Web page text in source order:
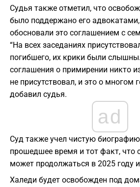
Судья также отметил, что
было поддержано его
обосновали это соглашением с
“На всех заседаниях
погибшего, их крики были
соглашения о примирении никто
не присутствовал, и это о многом
добавил судья.
ad
Суд также учел чистую
прошедшее время и тот факт, что
может продолжаться в 2025 году
Халеди будет освобожден под